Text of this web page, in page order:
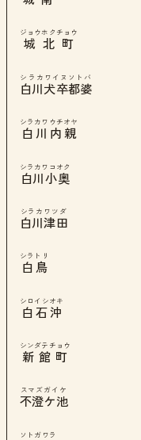
城北町
ジョウホクチョウ
白川犬卒都婆
シラカワイヌソトバ
白川内親
シラカワウチオヤ
白川小奥
シラカワコオク
白川津田
シラカワツダ
白鳥
シラトリ
白石沖
シロイシオキ
新館町
シンダテチョウ
不澄ケ池
スマズガイケ
ソトガワラ